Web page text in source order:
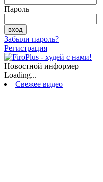
Пароль
Забыли пароль?
Регистрация
Новостной информер
Loading...
Свежее видео